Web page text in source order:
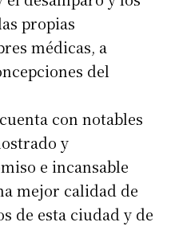
propias
médicas, a
del
con notables
y
e incansable
mejor calidad de
de esta ciudad y de